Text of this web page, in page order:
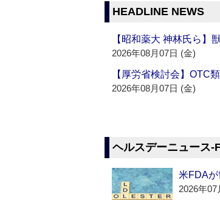
HEADLINE NEWS
【昭和薬大 神林氏ら】
2026年08月07日 (金)
【厚労省検討会】OTC
2026年08月07日 (金)
ヘルスデーニュース
米FDA
2026年07